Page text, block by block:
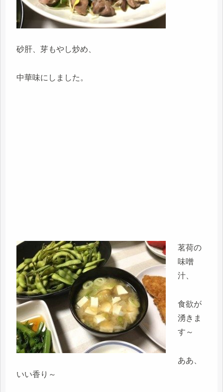
砂肝、芽もやし炒め、
中華味にしました。
茗荷の
味噌
汁、
食欲が
湧きま
す～
ああ、
いい香り～